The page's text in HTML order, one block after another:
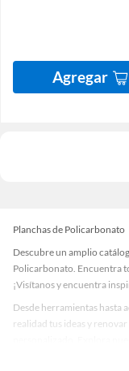
Agregar
Planchas de Policarbonato
Descubre un amplio
Policarbonato. Encuentra
¡Visítanos y encuentra
Desde herramientas hasta
realidad tus ideas y
accesorios de calidad que